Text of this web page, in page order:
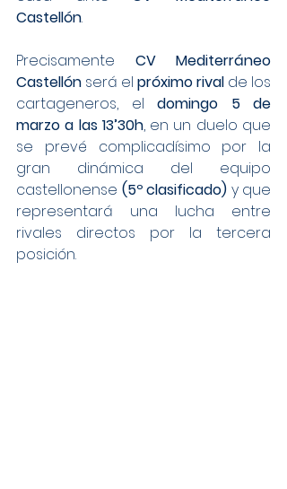
Castellón.
Precisamente CV Mediterráneo
Castellón será el próximo rival de los
cartageneros, el domingo 5 de
marzo a las 13’30h, en un duelo que
se prevé complicadísimo por la
gran dinámica del equipo
castellonense (5º clasificado) y que
representará una lucha entre
rivales directos por la tercera
posición.